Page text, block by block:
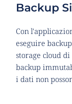
Backup
Con
eseguire
storage cloud
backup
i dati non